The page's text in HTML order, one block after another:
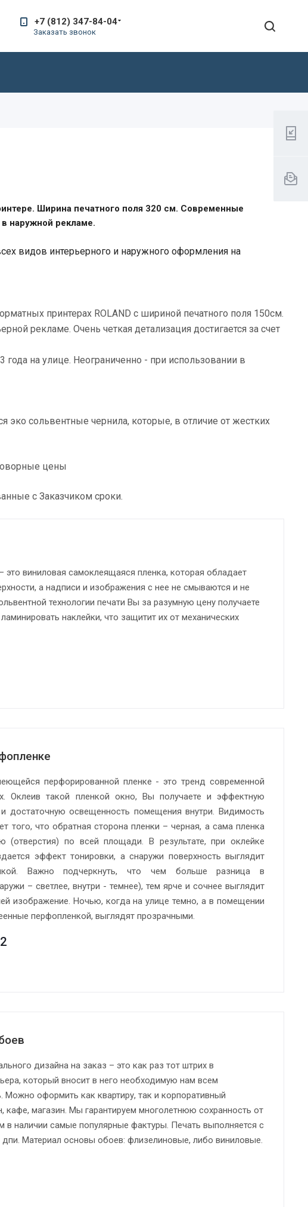
+7 (812) 347-84-04
Заказать звонок
Ширина печатного поля 320 см. Современные
наружной рекламе.
видов интерьерного и наружного оформления на
принтерах ROLAND с шириной печатного поля 150см.
рекламе. Очень четкая детализация достигается за счет
на улице. Неограниченно - при использовании в
эко сольвентные чернила, которые, в отличие от жестких
цены
с Заказчиком сроки.
виниловая самоклеящаяся пленка, которая обладает
а надписи и изображения с нее не смываются и не
технологии печати Вы за разумную цену получаете
наклейки, что защитит их от механических
перфорированной пленке - это тренд современной
Оклеив такой пленкой окно, Вы получаете и эффектную
достаточную освещенность помещения внутри. Видимость
того, что обратная сторона пленки – черная, а сама пленка
(отверстия) по всей площади. В результате, при оклейке
эффект тонировки, а снаружи поверхность выглядит
Важно подчеркнуть, что чем больше разница в
– светлее, внутри - темнее), тем ярче и сочнее выглядит
изображение. Ночью, когда на улице темно, а в помещении
перфопленкой, выглядят прозрачными.
дизайна на заказ – это как раз тот штрих в
который вносит в него необходимую нам всем
Можно оформить как квартиру, так и корпоративный
кафе, магазин. Мы гарантируем многолетнюю сохранность от
в наличии самые популярные фактуры. Печать выполняется с
Материал основы обоев: флизелиновые, либо виниловые.